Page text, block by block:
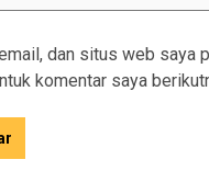
dan situs web saya
komentar saya